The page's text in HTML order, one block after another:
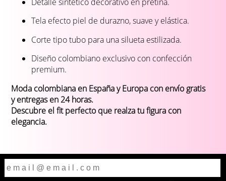
Tela efecto piel de durazno, suave y elástica.
Corte tipo tubo para una silueta estilizada.
Diseño colombiano exclusivo con confección
premium.
Moda colombiana en España y Europa con envío gratis
y entregas en 24 horas.
Descubre el fit perfecto que realza tu figura con
elegancia.